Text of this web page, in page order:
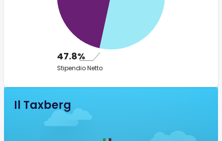
47.8%
Stipendio Netto
Il Taxberg